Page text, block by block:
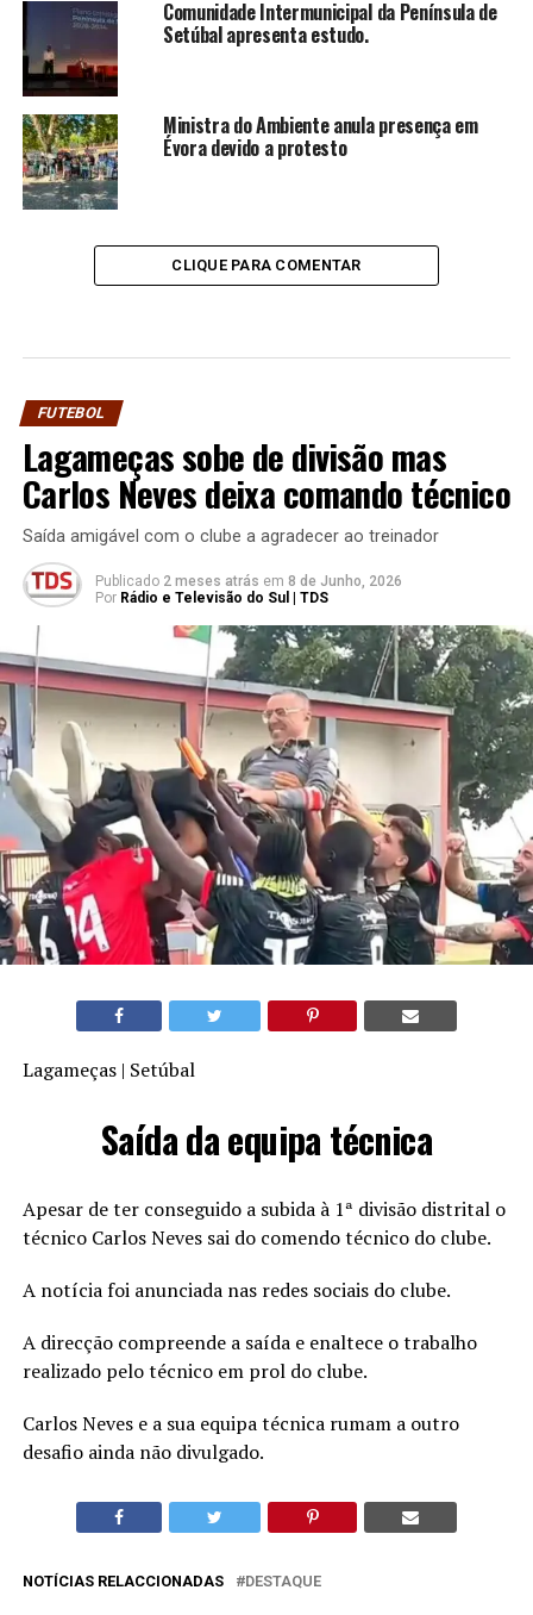
Comunidade Intermunicipal da Península de
Setúbal apresenta estudo.
Ministra do Ambiente anula presença em
Évora devido a protesto
CLIQUE PARA COMENTAR
FUTEBOL
Lagameças sobe de divisão mas
Carlos Neves deixa comando técnico
Saída amigável com o clube a agradecer ao treinador
Publicado 2 meses atrás em 8 de Junho, 2026
Por Rádio e Televisão do Sul | TDS
Lagameças | Setúbal
Saída da equipa técnica
Apesar de ter conseguido a subida à 1ª divisão distrital o
técnico Carlos Neves sai do comendo técnico do clube.
A notícia foi anunciada nas redes sociais do clube.
A direcção compreende a saída e enaltece o trabalho
realizado pelo técnico em prol do clube.
Carlos Neves e a sua equipa técnica rumam a outro
desafio ainda não divulgado.
NOTÍCIAS RELACCIONADAS DESTAQUE